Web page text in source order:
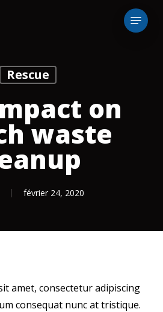
Menu
Rescue
on
waste
février 24, 2020
amet, consectetur adipiscing
consequat nunc at tristique.